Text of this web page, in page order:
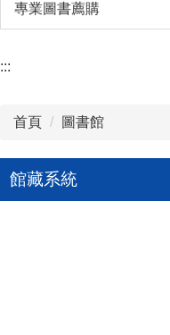
專業圖書薦購
:::
首頁 圖書館
館藏系統